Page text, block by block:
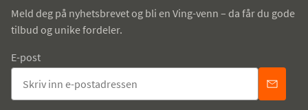
Meld deg på nyhetsbrevet og bli en Ving-venn – da får du gode
tilbud og unike fordeler.
E-post